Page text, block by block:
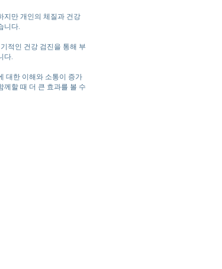
지만 개인의 체질과 건강
니다.
적인 건강 검진을 통해 부
다.
대한 이해와 소통이 증가
께할 때 더 큰 효과를 볼 수